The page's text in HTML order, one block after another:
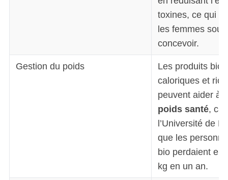
toxines, ce qui
les femmes
concevoir.
Gestion du poids
Les produits
caloriques et
peuvent aider à
poids santé,
l’Université de
que les
bio perdaient en
kg en un an.